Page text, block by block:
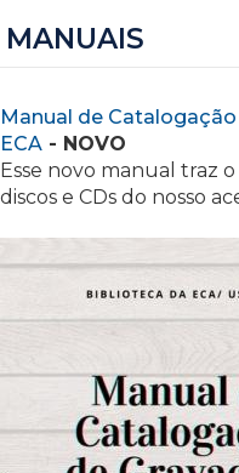
MANUAIS
Manual de
ECA - NOVO
Esse novo manual traz
discos e CDs do nosso